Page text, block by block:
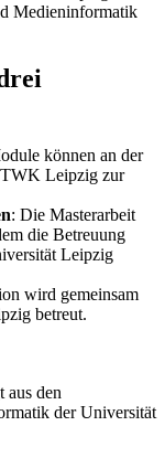
Medieninformatik
können an der
Leipzig zur
: Die Masterarbeit
die Betreuung
Leipzig
wird gemeinsam
betreut.
aus den
der Universität